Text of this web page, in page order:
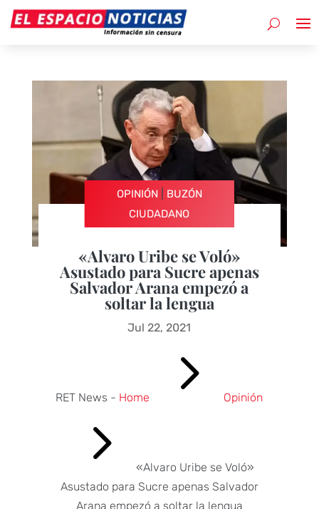
OPINIÓN| BUZÓN
CIUDADANO
«Alvaro Uribe se Voló»
Asustado para Sucre apenas
Salvador Arana empezó a
soltar la lengua
Jul 22, 2021
RET News - Home 5 Opinión
5
«Alvaro Uribe se Voló»
Asustado para Sucre apenas Salvador
Arana empezó a soltar la lengua